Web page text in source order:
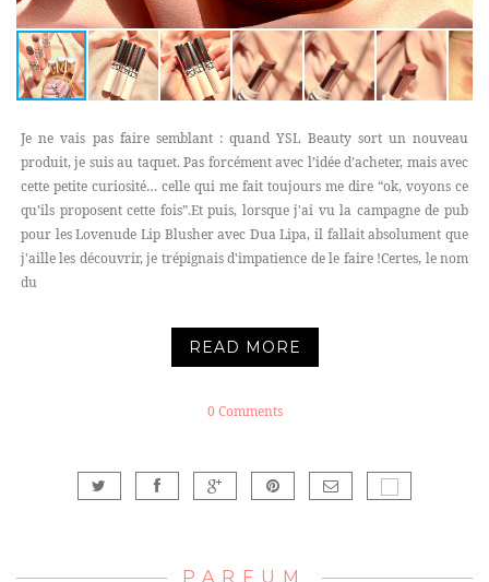
Je ne vais pas faire semblant : quand YSL Beauty sort un nouveau
produit, je suis au taquet. Pas forcément avec l’idée d’acheter, mais avec
cette petite curiosité… celle qui me fait toujours me dire “ok, voyons ce
qu’ils proposent cette fois”.Et puis, lorsque j'ai vu la campagne de pub
pour les Lovenude Lip Blusher avec Dua Lipa, il fallait absolument que
j'aille les découvrir, je trépignais d'impatience de le faire !Certes, le nom
du
READ MORE
0 Comments
PARFUM